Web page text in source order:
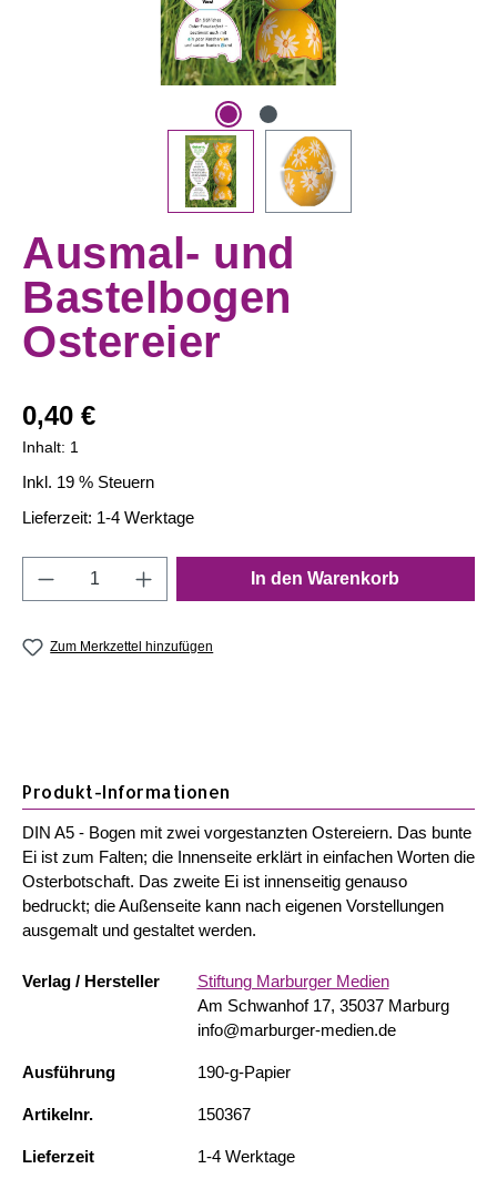
Ausmal- und
Bastelbogen
Ostereier
Regulärer Preis:
0,40 €
Inhalt: 1
Inkl. 19 % Steuern
Lieferzeit: 1-4 Werktage
Produkt Anzahl: Gib den gewünschten
In den Warenkorb
Zum Merkzettel hinzufügen
Produkt-Informationen
Verlag / Hersteller
Stiftung Marburger Medien
Am Schwanhof 17, 35037 Marburg
info@marburger-medien.de
Ausführung 190-g-Papier
Artikelnr. 150367
Lieferzeit 1-4 Werktage
DIN A5 - Bogen mit zwei vorgestanzten Ostereiern. Das bunte
Ei ist zum Falten; die Innenseite erklärt in einfachen Worten die
Osterbotschaft. Das zweite Ei ist innenseitig genauso
bedruckt; die Außenseite kann nach eigenen Vorstellungen
ausgemalt und gestaltet werden.